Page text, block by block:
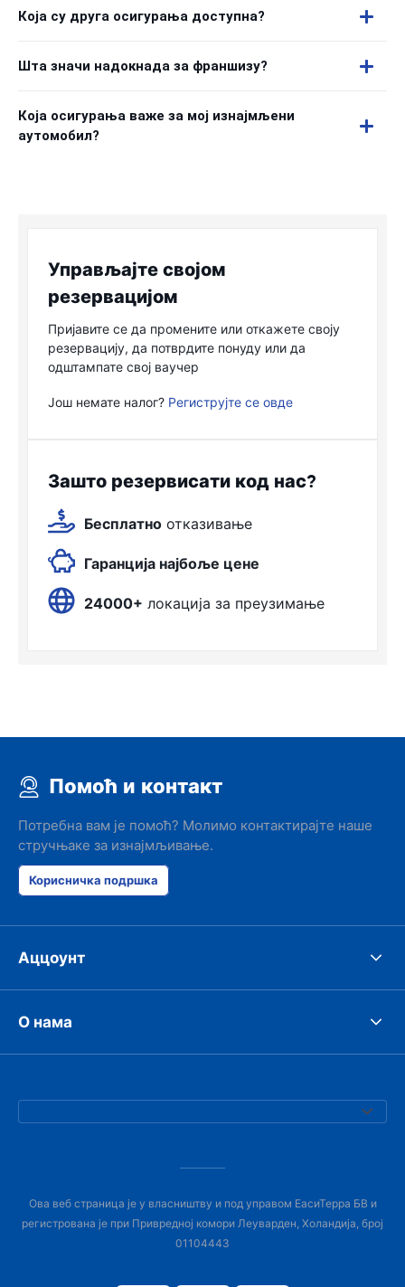
Која су друга осигурања доступна?
Шта значи надокнада за франшизу?
Која осигурања важе за мој изнајмљени
аутомобил?
Управљајте својом
резервацијом
Пријавите се да промените или откажете своју
резервацију, да потврдите понуду или да
одштампате свој ваучер
Још немате налог? Региструјте се овде
Зашто резервисати код нас?
Бесплатно отказивање
Гаранција најбоље цене
24000+ локација за преузимање
Помоћ и контакт
Потребна вам је помоћ? Молимо контактирајте наше
стручњаке за изнајмљивање.
Корисничка подршка
Аццоунт
О нама
Ова веб страница је у власништву и под управом ЕасиТерра БВ и
регистрована је при Привредној комори Леуварден, Холандија, број
01104443